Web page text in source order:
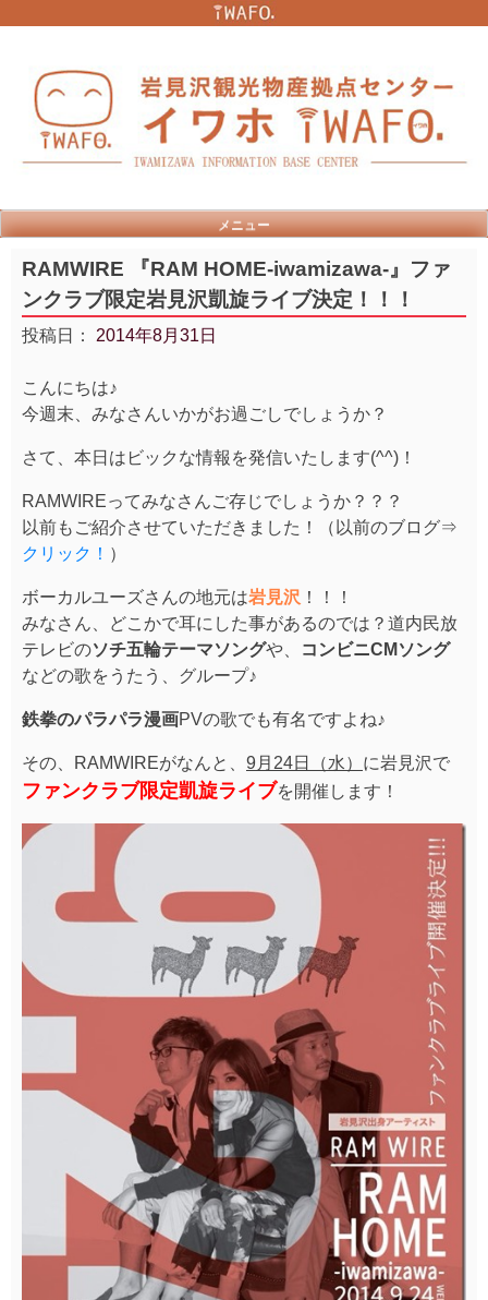
メニュー
RAMWIRE 『RAM HOME-iwamizawa-』ファ
ンクラブ限定岩見沢凱旋ライブ決定！！！
投稿日： 2014年8月31日
こんにちは♪
今週末、みなさんいかがお過ごしでしょうか？
さて、本日はビックな情報を発信いたします(^^)！
RAMWIREってみなさんご存じでしょうか？？？
以前もご紹介させていただきました！（以前のブログ⇒
クリック！ ）
ボーカルユーズさんの地元は岩見沢 ！！！
みなさん、どこかで耳にした事があるのでは？道内民放
テレビのソチ五輪テーマソングや、
コンビニCMソング
などの歌をうたう、グループ♪
鉄拳のパラパラ漫画PVの歌でも有名ですよね♪
その、RAMWIREがなんと、 9月24日（水） に岩見沢で
ファンクラブ限定凱旋ライブを開催します！